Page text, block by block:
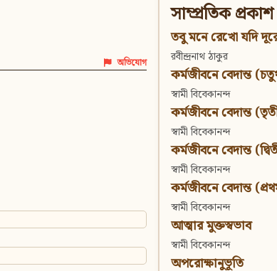
অভিযোগ
সাম্প্রতিক প্রকাশ
তবু মনে রেখো যদি
রবীন্দ্রনাথ ঠাকুর
কর্মজীবনে বেদান্ত
স্বামী বিবেকানন্দ
কর্মজীবনে বেদান্ত
স্বামী বিবেকানন্দ
কর্মজীবনে বেদান্ত
স্বামী বিবেকানন্দ
কর্মজীবনে বেদান্ত
স্বামী বিবেকানন্দ
আত্মার মুক্তস্বভাব
স্বামী বিবেকানন্দ
অপরোক্ষানুভূতি